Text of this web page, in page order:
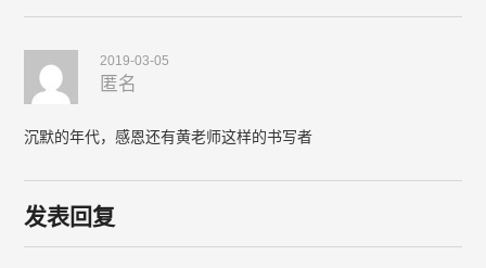
2019-03-05
匿名
沉默的年代，感恩还有黄老师这样的书写者
发表回复